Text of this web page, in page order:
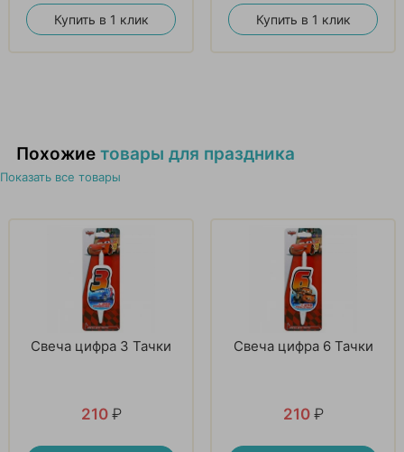
Купить в 1 клик Купить в 1 клик
Похожие товары для праздника
Показать все товары
Свеча цифра 3 Тачки
210 ₽
Свеча цифра 6 Тачки
210 ₽